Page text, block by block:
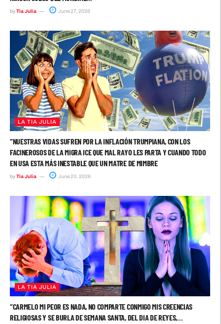
byTia Julia June 27, 2026
LA TIA JULIA
“NUESTRAS VIDAS SUFREN POR LA INFLACIÓN TRUMPIANA, CON LOS
FACINEROSOS DE LA MIGRA ICE QUE MAL RAYO LES PARTA Y CUANDO TODO
EN USA ESTA MÁS INESTABLE QUE UN MATRE DE MIMBRE
byTia Julia June 23, 2026
LA TIA JULIA
“CARMELO MI PEOR ES NADA, NO COMPARTE CONMIGO MIS CREENCIAS
RELIGIOSAS Y SE BURLA DE SEMANA SANTA, DEL DIA DE REYES,…